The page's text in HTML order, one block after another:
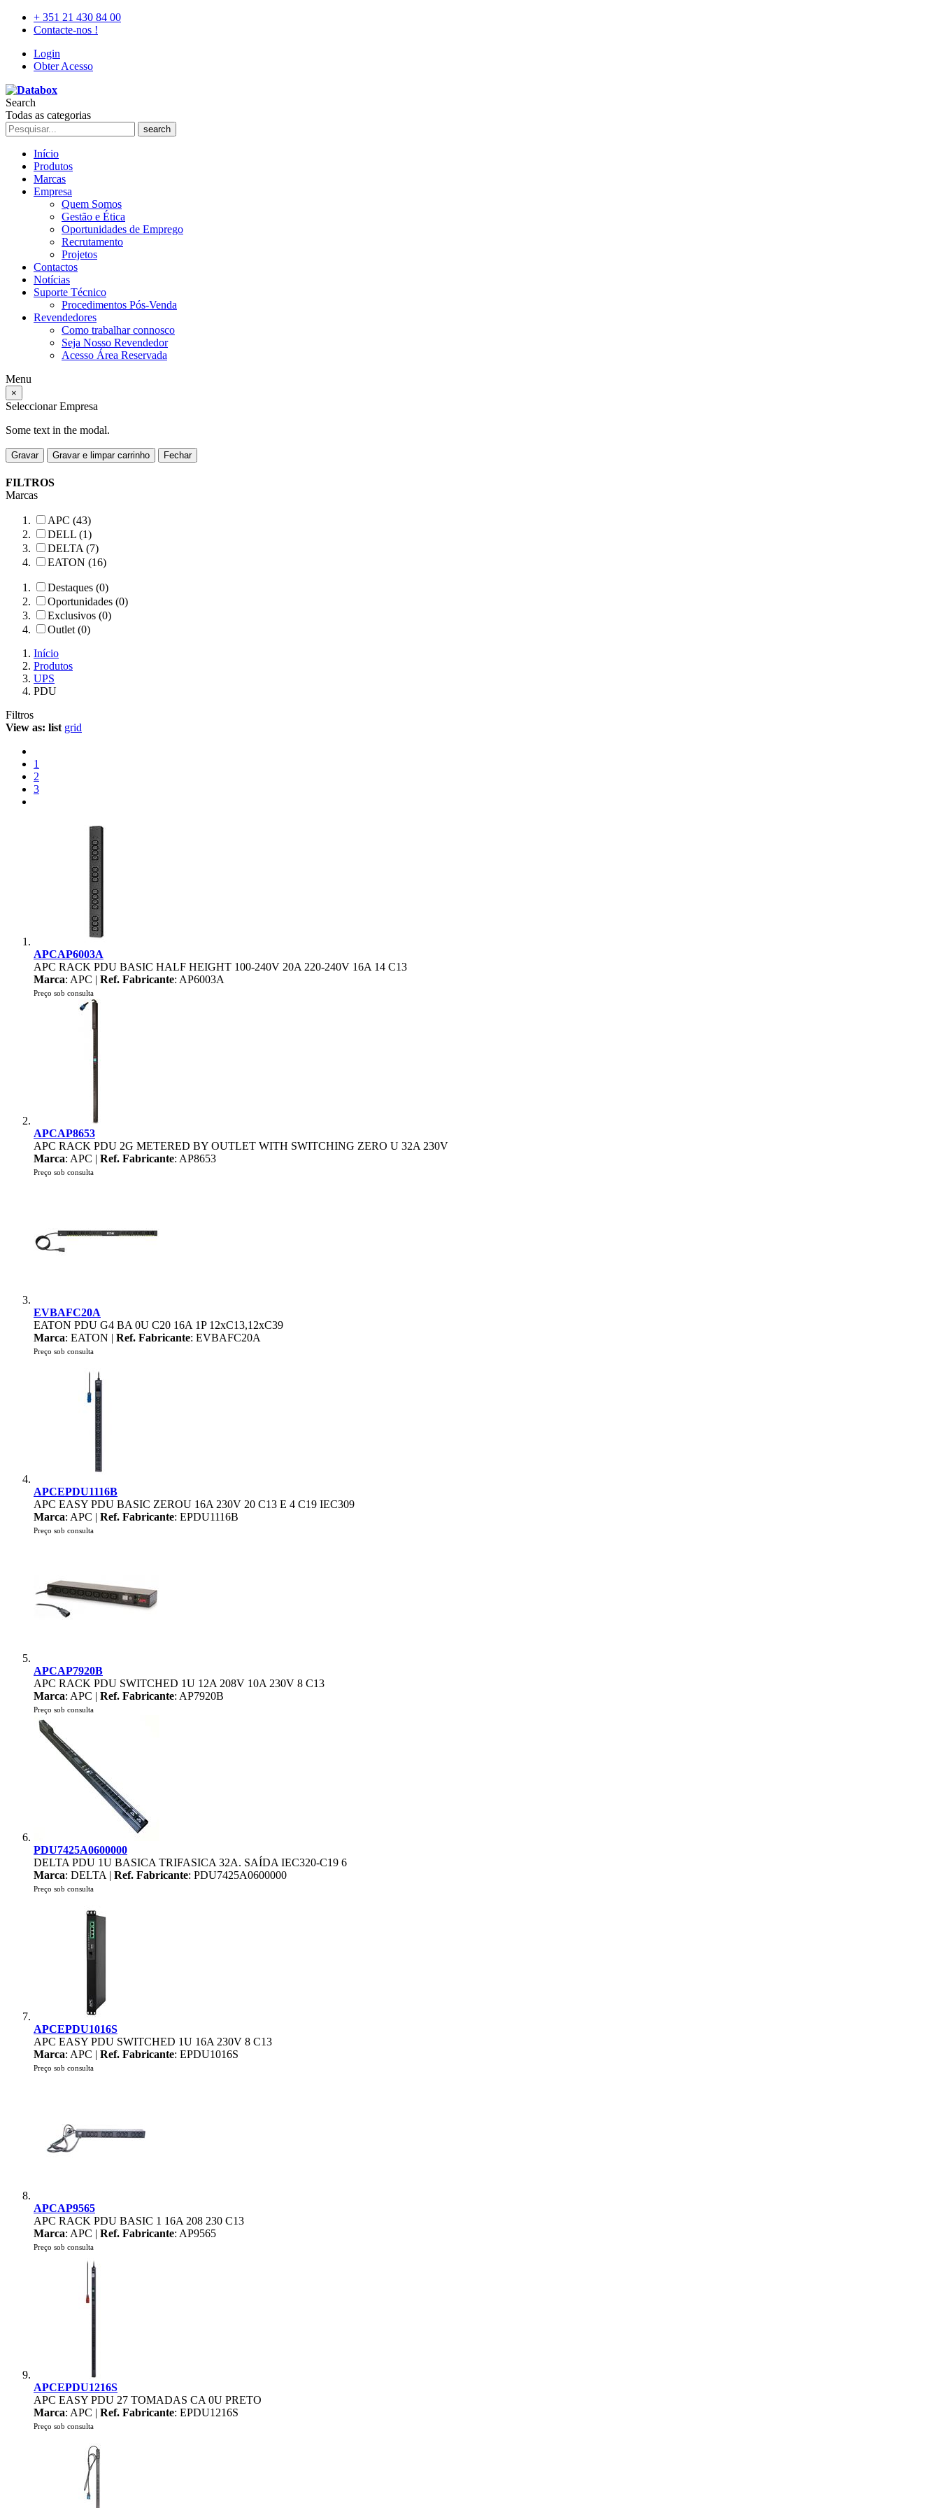
+ 351 21 430 84 00
Contacte-nos !
Login
Obter Acesso
Search
Todas as categorias
search
Início
Produtos
Marcas
Empresa
Quem Somos
Gestão e Ética
Oportunidades de Emprego
Recrutamento
Projetos
Contactos
Notícias
Suporte Técnico
Procedimentos Pós-Venda
Revendedores
Como trabalhar connosco
Seja Nosso Revendedor
Acesso Área Reservada
Menu
×
Seleccionar Empresa
Some text in the modal.
Gravar Gravar e limpar carrinho Fechar
FILTROS
Marcas
APC (43)
DELL (1)
DELTA (7)
EATON (16)
Destaques (0)
Oportunidades (0)
Exclusivos (0)
Outlet (0)
Início
Produtos
UPS
PDU
Filtros
View as: list grid
1
2
3
APCAP6003A
APC RACK PDU BASIC HALF HEIGHT 100-240V 20A 220-240V 16A 14 C13
Marca: APC | Ref. Fabricante: AP6003A
Preço sob consulta
APCAP8653
APC RACK PDU 2G METERED BY OUTLET WITH SWITCHING ZERO U 32A 230V
Marca: APC | Ref. Fabricante: AP8653
Preço sob consulta
EVBAFC20A
EATON PDU G4 BA 0U C20 16A 1P 12xC13,12xC39
Marca: EATON | Ref. Fabricante: EVBAFC20A
Preço sob consulta
APCEPDU1116B
APC EASY PDU BASIC ZEROU 16A 230V 20 C13 E 4 C19 IEC309
Marca: APC | Ref. Fabricante: EPDU1116B
Preço sob consulta
APCAP7920B
APC RACK PDU SWITCHED 1U 12A 208V 10A 230V 8 C13
Marca: APC | Ref. Fabricante: AP7920B
Preço sob consulta
PDU7425A0600000
DELTA PDU 1U BASICA TRIFASICA 32A. SAÍDA IEC320-C19 6
Marca: DELTA | Ref. Fabricante: PDU7425A0600000
Preço sob consulta
APCEPDU1016S
APC EASY PDU SWITCHED 1U 16A 230V 8 C13
Marca: APC | Ref. Fabricante: EPDU1016S
Preço sob consulta
APCAP9565
APC RACK PDU BASIC 1 16A 208 230 C13
Marca: APC | Ref. Fabricante: AP9565
Preço sob consulta
APCEPDU1216S
APC EASY PDU 27 TOMADAS CA 0U PRETO
Marca: APC | Ref. Fabricante: EPDU1216S
Preço sob consulta